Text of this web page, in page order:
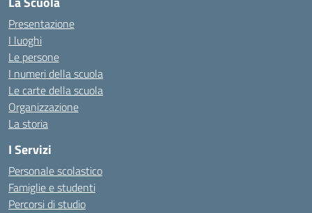
Presentazione
I luoghi
Le persone
I numeri della scuola
Le carte della scuola
Organizzazione
La storia
I Servizi
Personale scolastico
Famiglie e studenti
Percorsi di studio